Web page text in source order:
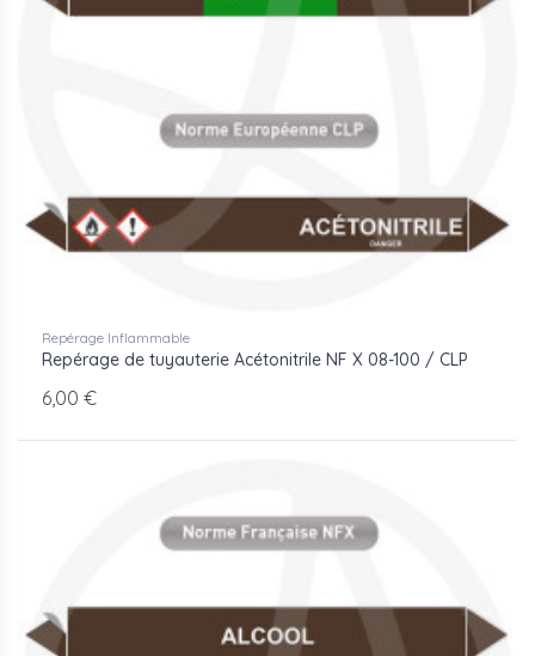
Repérage Inflammable
Repérage de tuyauterie Acétonitrile NF X 08-100 / CLP
6,00 €